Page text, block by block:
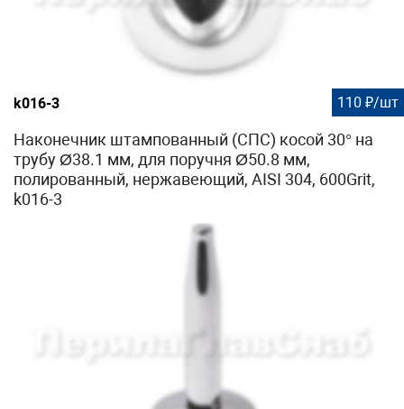
k016-3 110 ₽/шт
Наконечник штампованный (СПС) косой 30° на
трубу Ø38.1 мм, для поручня Ø50.8 мм,
полированный, нержавеющий, AISI 304, 600Grit,
k016-3